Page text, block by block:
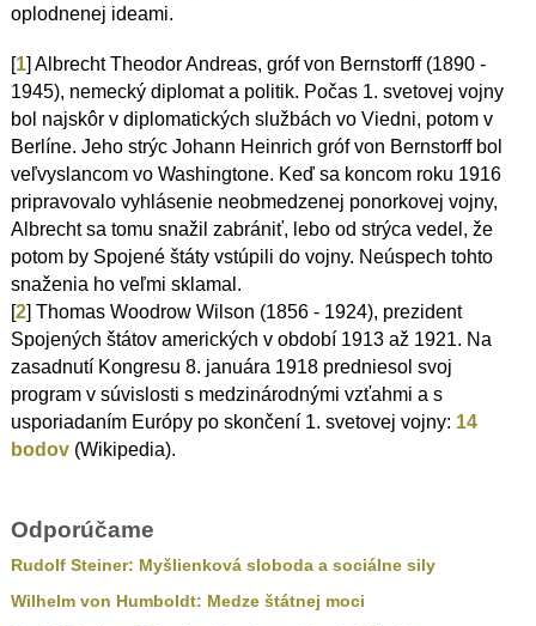
oplodnenej ideami.
[1] Albrecht Theodor Andreas, gróf von Bernstorff (1890 -
1945), nemecký diplomat a politik. Počas 1. svetovej vojny
bol najskôr v diplomatických službách vo Viedni, potom v
Berlíne. Jeho strýc Johann Heinrich gróf von Bernstorff bol
veľvyslancom vo Washingtone. Keď sa koncom roku 1916
pripravovalo vyhlásenie neobmedzenej ponorkovej vojny,
Albrecht sa tomu snažil zabrániť, lebo od strýca vedel, že
potom by Spojené štáty vstúpili do vojny. Neúspech tohto
snaženia ho veľmi sklamal.
[2] Thomas Woodrow Wilson (1856 - 1924), prezident
Spojených štátov amerických v období 1913 až 1921. Na
zasadnutí Kongresu 8. januára 1918 predniesol svoj
program v súvislosti s medzinárodnými vzťahmi a s
usporiadaním Európy po skončení 1. svetovej vojny: 14
bodov(Wikipedia).
Odporúčame
Rudolf Steiner: Myšlienková sloboda a sociálne sily
Wilhelm von Humboldt: Medze štátnej moci